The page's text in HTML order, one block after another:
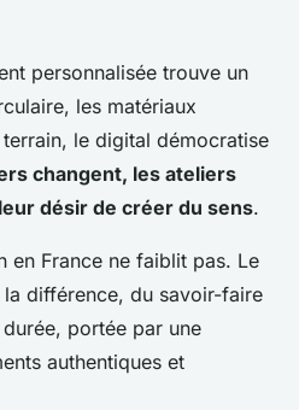
personnalisée trouve un
les matériaux
le digital démocratise
changent, les ateliers
désir de créer du sens.
en France ne faiblit pas. Le
différence, du savoir-faire
portée par une
authentiques et